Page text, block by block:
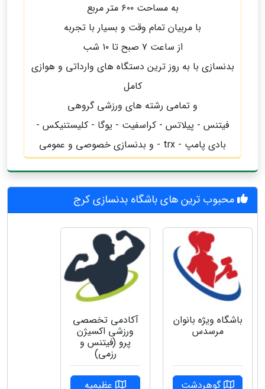
به مساحت ۶۰۰ متر مربع
با مربیان تمام وقت و بسیار با تجربه
از ساعت ۷ صبح تا ۱۰ شب
بدنسازی با به روز ترین دستگاه های وارداتی و هوازی
کامل
و تمامی رشته های ورزشی گروهی
فیتنس - پیلاتس - کراسفیت - یوگا - کلیستنیکس -
بادی پامپ - trx - و بدنسازی خصوصی و عمومی
محبوب ترین های باشگاه بدنسازی کرج
باشگاه ویژه بانوان
مرسدس
گوهردشت
آکادمی تخصصی
ورزشی اکسیژن
پرو (فیتنس و
رزمی)
عظیمیه